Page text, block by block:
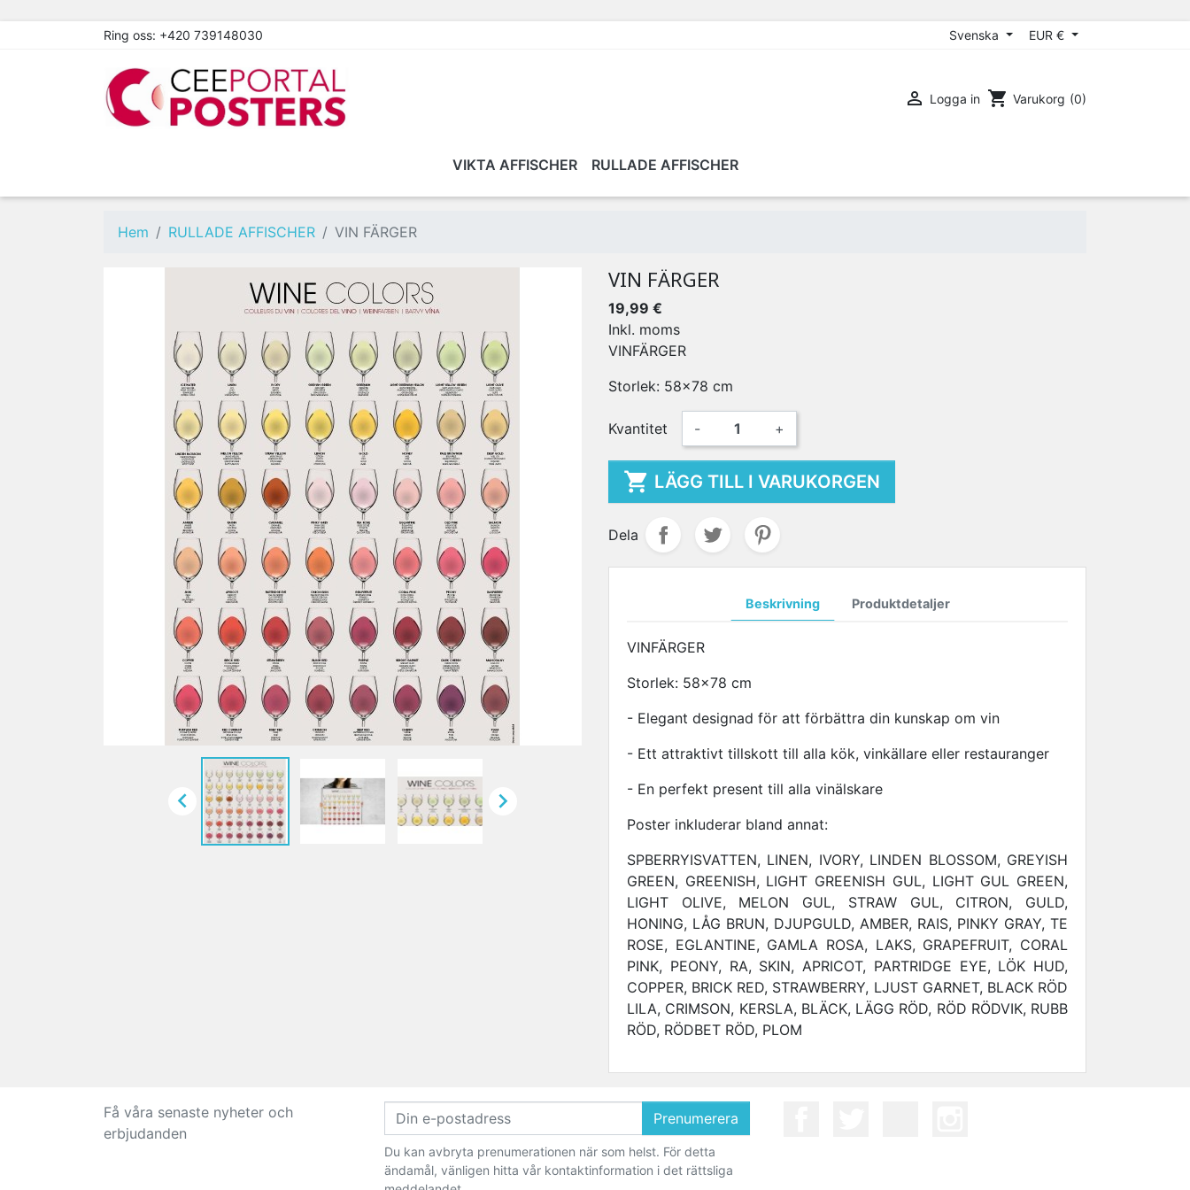
Ring oss: +420 739148030 Svenska EUR €
 Logga in shopping_cart Varukorg (0)
VIKTA AFFISCHER RULLADE AFFISCHER
Hem RULLADE AFFISCHER VIN FÄRGER
 
VIN FÄRGER
19,99 €
Inkl. moms
VINFÄRGER
Storlek: 58x78 cm
Kvantitet - +
 LÄGG TILL I VARUKORGEN
Dela
Beskrivning Produktdetaljer
VINFÄRGER
Storlek: 58x78 cm
- Elegant designad för att förbättra din kunskap om vin
- Ett attraktivt tillskott till alla kök, vinkällare eller restauranger
- En perfekt present till alla vinälskare
Poster inkluderar bland annat:
SPBERRYISVATTEN, LINEN, IVORY, LINDEN BLOSSOM, GREYISH
GREEN, GREENISH, LIGHT GREENISH GUL, LIGHT GUL GREEN,
LIGHT OLIVE, MELON GUL, STRAW GUL, CITRON, GULD,
HONING, LÅG BRUN, DJUPGULD, AMBER, RAIS, PINKY GRAY, TE
ROSE, EGLANTINE, GAMLA ROSA, LAKS, GRAPEFRUIT, CORAL
PINK, PEONY, RA, SKIN, APRICOT, PARTRIDGE EYE, LÖK HUD,
COPPER, BRICK RED, STRAWBERRY, LJUST GARNET, BLACK RÖD
LILA, CRIMSON, KERSLA, BLÄCK, LÄGG RÖD, RÖD RÖDVIK, RUBB
RÖD, RÖDBET RÖD, PLOM
Få våra senaste nyheter och
erbjudanden
Prenumerera
Du kan avbryta prenumerationen när som helst. För detta
ändamål, vänligen hitta vår kontaktinformation i det rättsliga